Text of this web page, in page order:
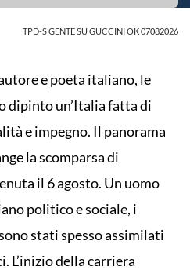
TPD-S GENTE SU GUCCINI OK 07082026
e poeta italiano, le
dipinto un’Italia fatta di
e impegno. Il panorama
la scomparsa di
il 6 agosto. Un uomo
politico e sociale, i
stati spesso assimilati
L’inizio della carriera